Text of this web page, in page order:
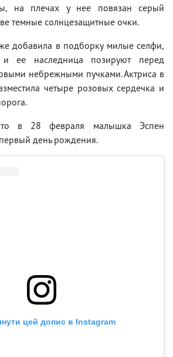
на плечах у нее повязан серый
темные солнцезащитные очки.
добавила в подборку милые селфи,
ее наследница позируют перед
небрежными пучками. Актриса в
четыре розовых сердечка и
что в 28 февраля малышка Эспен
день рождения.
цей допис в Instagram